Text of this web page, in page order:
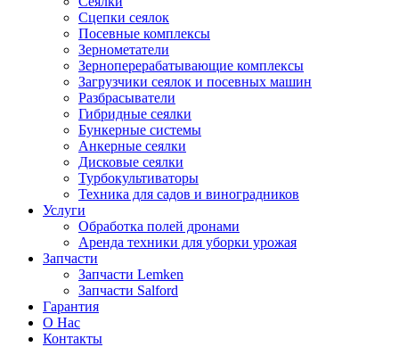
Сцепки сеялок
Посевные комплексы
Зернометатели
Зерноперерабатывающие комплексы
Загрузчики сеялок и посевных машин
Разбрасыватели
Гибридные сеялки
Бункерные системы
Анкерные сеялки
Дисковые сеялки
Турбокультиваторы
Техника для садов и виноградников
Услуги
Обработка полей дронами
Аренда техники для уборки урожая
Запчасти
Запчасти Lemken
Запчасти Salford
Гарантия
О Нас
Контакты